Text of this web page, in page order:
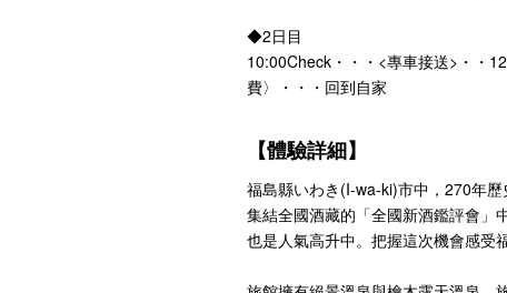
◆2日目
10:00Check・・・<專車接送>・・
費〉・・・回到自家
【體驗詳細】
福島縣いわき(I-wa-ki)市中，270年歷
集結全國酒藏的「全國新酒鑑評會」
也是人氣高升中。把握這次機會感受